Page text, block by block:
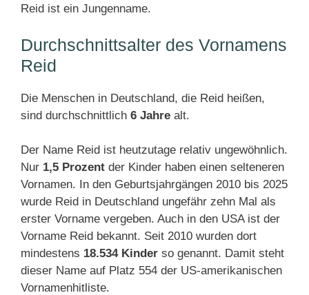
Reid ist ein Jungenname.
Durchschnittsalter des Vornamens
Reid
Die Menschen in Deutschland, die Reid heißen,
sind durchschnittlich 6 Jahre alt.
Der Name Reid ist heutzutage relativ ungewöhnlich.
Nur 1,5 Prozent der Kinder haben einen selteneren
Vornamen. In den Geburtsjahrgängen 2010 bis 2025
wurde Reid in Deutschland ungefähr zehn Mal als
erster Vorname vergeben. Auch in den USA ist der
Vorname Reid bekannt. Seit 2010 wurden dort
mindestens 18.534 Kinder so genannt. Damit steht
dieser Name auf Platz 554 der US-amerikanischen
Vornamenhitliste.